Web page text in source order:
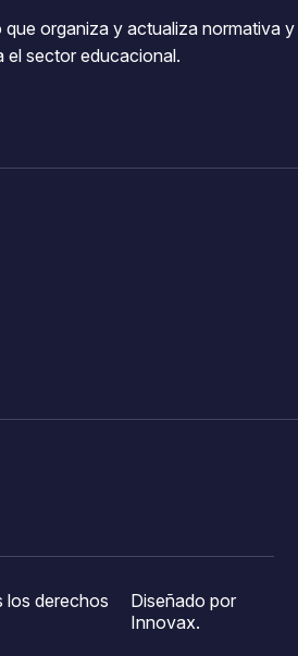
que organiza y actualiza normativa y
el sector educacional.
los derechos
Diseñado por
Innovax.